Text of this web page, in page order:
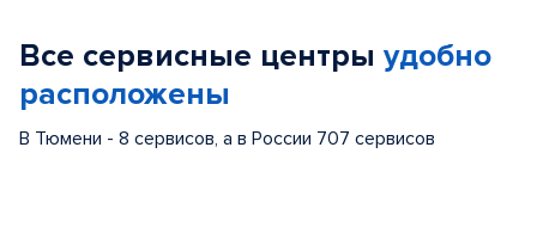
Все сервисные центры удобно
расположены
В Тюмени - 8 сервисов, а в России 707 сервисов